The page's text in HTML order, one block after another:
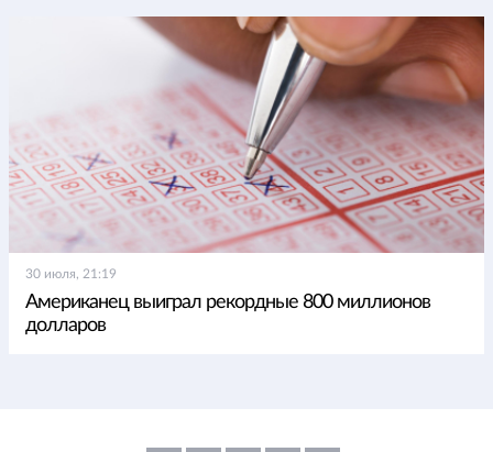
30 июля, 21:19
Американец выиграл рекордные 800 миллионов
долларов